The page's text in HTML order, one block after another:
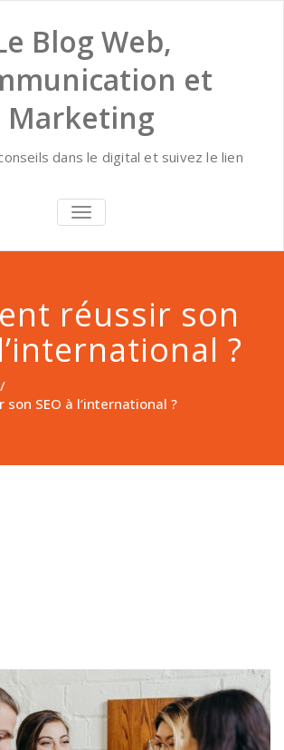
Blog Web,
et
Marketing
dans le digital et suivez le lien
AFFICHER/MASQUER
LA
réussir son
?
SEO à l’international ?